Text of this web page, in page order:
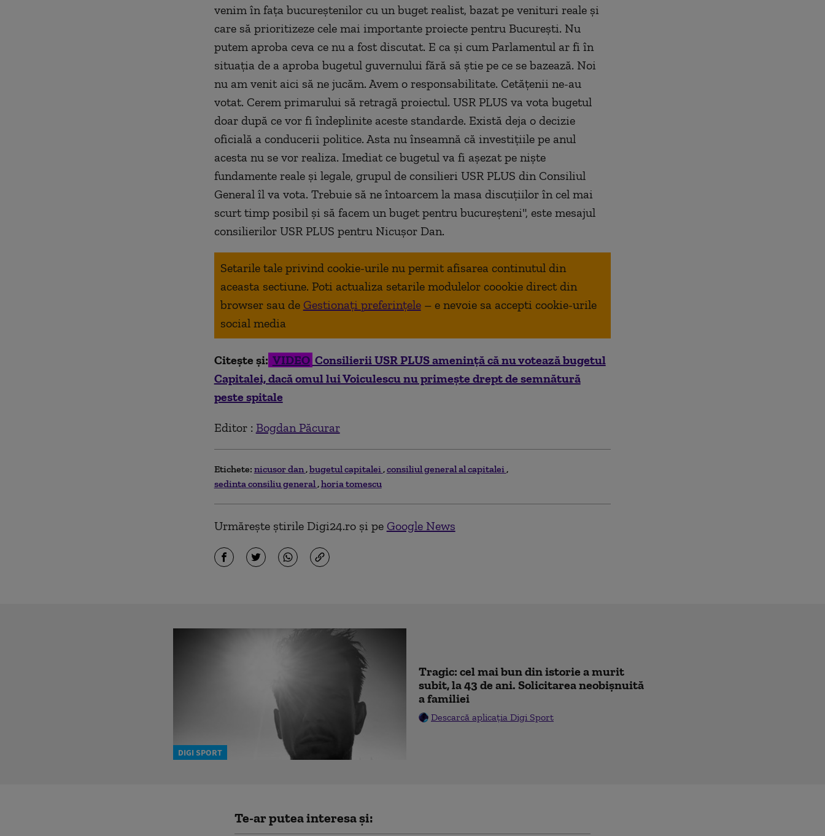
venim în fața bucureștenilor cu un buget realist, bazat pe venituri reale și
care să prioritizeze cele mai importante proiecte pentru București. Nu
putem aproba ceva ce nu a fost discutat. E ca și cum Parlamentul ar fi în
situația de a aproba bugetul guvernului fără să știe pe ce se bazează. Noi
nu am venit aici să ne jucăm. Avem o responsabilitate. Cetățenii ne-au
votat. Cerem primarului să retragă proiectul. USR PLUS va vota bugetul
doar după ce vor fi îndeplinite aceste standarde. Există deja o decizie
oficială a conducerii politice. Asta nu înseamnă că investițiile pe anul
acesta nu se vor realiza. Imediat ce bugetul va fi așezat pe niște
fundamente reale și legale, grupul de consilieri USR PLUS din Consiliul
General îl va vota. Trebuie să ne întoarcem la masa discuțiilor în cel mai
scurt timp posibil și să facem un buget pentru bucureșteni", este mesajul
consilierilor USR PLUS pentru Nicușor Dan.
Setarile tale privind cookie-urile nu permit afisarea continutul din
aceasta sectiune. Poti actualiza setarile modulelor coookie direct din
browser sau de Gestionați preferințele – e nevoie sa accepti cookie-urile
social media
Citește și: VIDEO Consilierii USR PLUS amenință că nu votează bugetul
Capitalei, dacă omul lui Voiculescu nu primește drept de semnătură
peste spitale
Editor : Bogdan Păcurar
Etichete: nicusor dan bugetul capitalei consiliul general al capitalei
sedinta consiliu general horia tomescu
Urmărește știrile Digi24.ro și pe Google News
DIGI SPORT
Tragic: cel mai bun din istorie a murit
subit, la 43 de ani. Solicitarea neobișnuită
a familiei
Descarcă aplicația Digi Sport
Te-ar putea interesa și: